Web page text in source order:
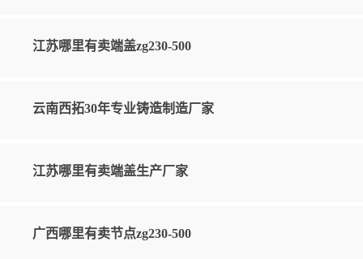
江苏哪里有卖端盖zg230-500
云南西拓30年专业铸造制造厂家
江苏哪里有卖端盖生产厂家
广西哪里有卖节点zg230-500